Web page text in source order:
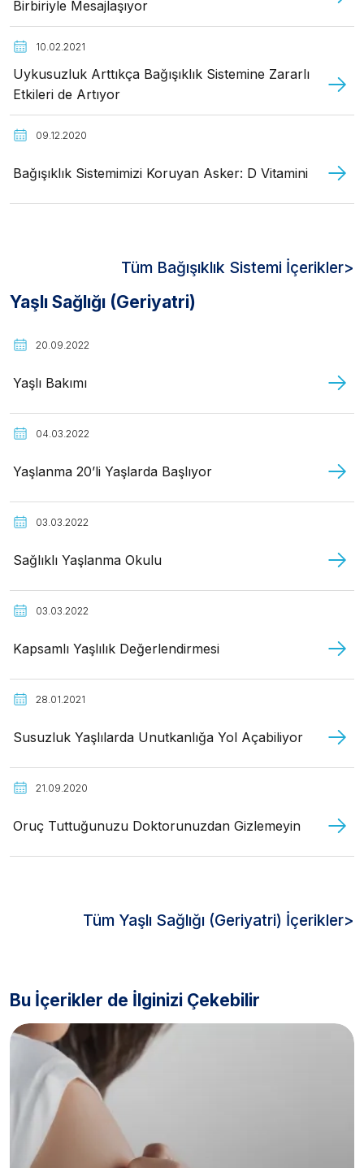
Birbiriyle Mesajlaşıyor
10.02.2021
Uykusuzluk Arttıkça Bağışıklık Sistemine Zararlı
Etkileri de Artıyor
09.12.2020
Bağışıklık Sistemimizi Koruyan Asker: D Vitamini
Tüm Bağışıklık Sistemi İçerikler>
Yaşlı Sağlığı (Geriyatri)
20.09.2022
Yaşlı Bakımı
04.03.2022
Yaşlanma 20’li Yaşlarda Başlıyor
03.03.2022
Sağlıklı Yaşlanma Okulu
03.03.2022
Kapsamlı Yaşlılık Değerlendirmesi
28.01.2021
Susuzluk Yaşlılarda Unutkanlığa Yol Açabiliyor
21.09.2020
Oruç Tuttuğunuzu Doktorunuzdan Gizlemeyin
Tüm Yaşlı Sağlığı (Geriyatri) İçerikler>
Bu İçerikler de İlginizi Çekebilir